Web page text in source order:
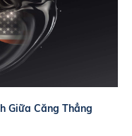
Giữa Căng Thẳng